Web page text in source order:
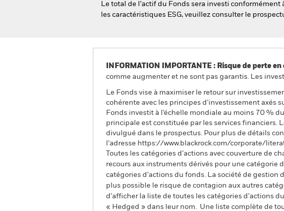
Le total de l’actif du Fonds sera investi
les caractéristiques ESG, veuillez consulter le
INFORMATION IMPORTANTE : Risque de perte
comme augmenter et ne sont pas garantis. Les
Le Fonds vise à maximiser le retour sur
cohérente avec les principes d’investissement axés
Fonds investit à l’échelle mondiale au moins 70 %
principale est constituée par les services financiers.
divulgué dans le prospectus. Pour plus de détails
l’adresse https://www.blackrock.com/corporate/
Toutes les catégories d’actions avec couverture de
recours aux instruments dérivés pour une catégorie
catégories d’actions du fonds. La société de
plus possible le risque de contagion aux autres
d’afficher la liste de toutes les catégories d’actions
« Hedged » dans leur nom. Une liste complète de